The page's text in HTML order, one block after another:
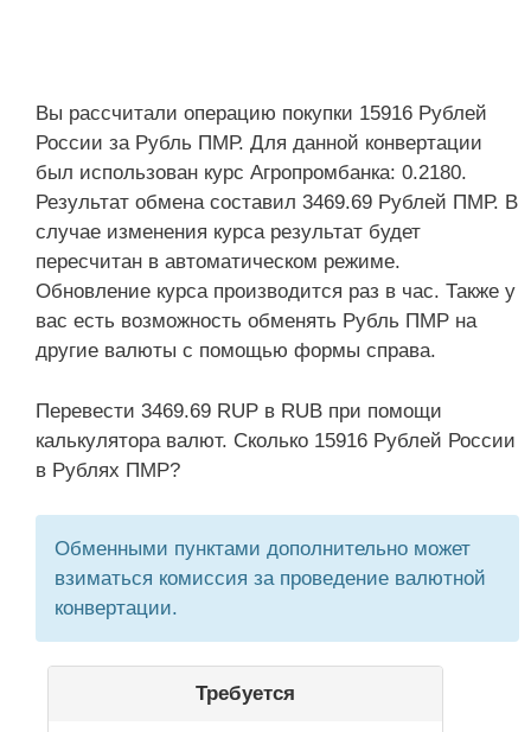
Вы рассчитали операцию покупки 15916 Рублей
России за Рубль ПМР. Для данной конвертации
был использован курс Агропромбанка: 0.2180.
Результат обмена составил 3469.69 Рублей ПМР. В
случае изменения курса результат будет
пересчитан в автоматическом режиме.
Обновление курса производится раз в час. Также у
вас есть возможность обменять Рубль ПМР на
другие валюты с помощью формы справа.
Перевести 3469.69 RUP в RUB при помощи
калькулятора валют. Сколько 15916 Рублей России
в Рублях ПМР?
Обменными пунктами дополнительно может
взиматься комиссия за проведение валютной
конвертации.
Требуется